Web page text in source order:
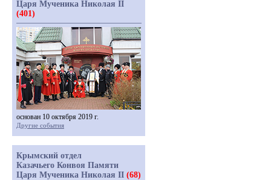
Царя Мученика Николая II
(401)
основан 10 октября 2019 г.
Другие события
Крымский отдел
Казачьего Конвоя Памяти
Царя Мученика Николая II (68)